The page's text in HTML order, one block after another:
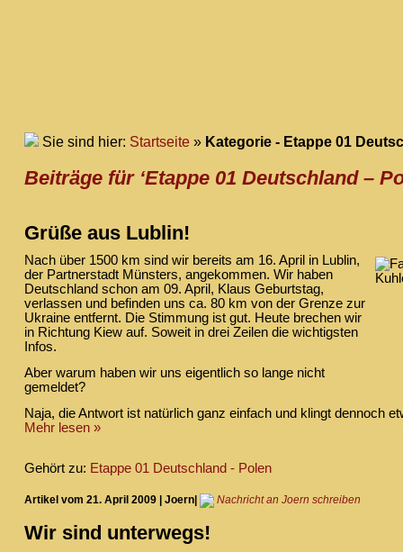
Sie sind hier: Startseite » Kategorie - Etappe 01
Beiträge für ‘Etappe 01 Deutschland –
Grüße aus Lublin!
Nach über 1500 km sind wir bereits am 16. April in Lublin,
der Partnerstadt Münsters, angekommen. Wir haben
Deutschland schon am 09. April, Klaus Geburtstag,
verlassen und befinden uns ca. 80 km von der Grenze zur
Ukraine entfernt. Die Stimmung ist gut. Heute brechen wir
in Richtung Kiew auf. Soweit in drei Zeilen die wichtigsten
Infos.
Aber warum haben wir uns eigentlich so lange nicht
gemeldet?
Naja, die Antwort ist natürlich ganz einfach und klingt dennoch
Mehr lesen »
Gehört zu: Etappe 01 Deutschland - Polen
Artikel vom 21. April 2009 | Joern| Nachricht an Joern schreiben
Wir sind unterwegs!